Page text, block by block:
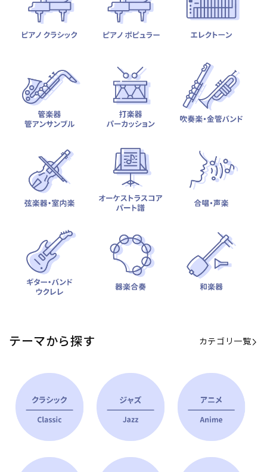
テーマから探す カテゴリ一覧